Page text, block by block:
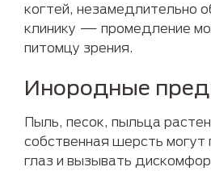
когтей, незамедлительно
клинику — промедление
питомцу зрения.
Инородные
Пыль, песок, пыльца
собственная шерсть могут
глаз и вызывать